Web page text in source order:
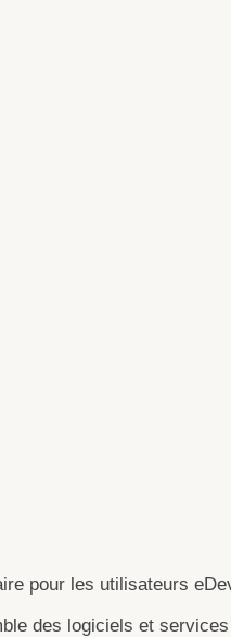
pour les utilisateurs
des logiciels et